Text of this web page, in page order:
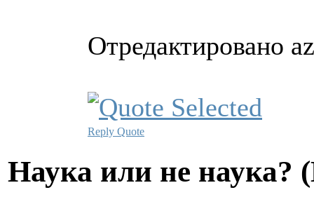
Отредактировано
Reply Quote
Hаука или не наука?